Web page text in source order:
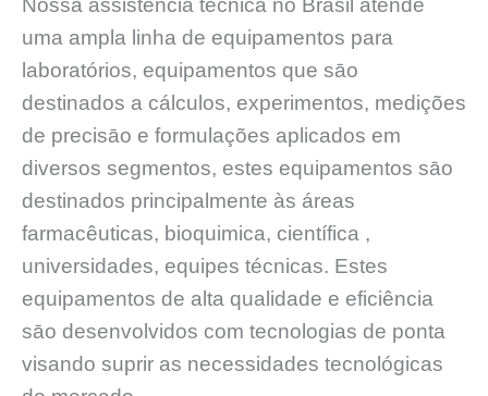
Nossa assistência técnica no Brasil atende
uma ampla linha de equipamentos para
laboratórios, equipamentos que sāo
destinados a cálculos, experimentos, medições
de precisāo e formulações aplicados em
diversos segmentos, estes equipamentos sāo
destinados principalmente às áreas
farmacêuticas, bioquimica, científica ,
universidades, equipes técnicas. Estes
equipamentos de alta qualidade e eficiência
sāo desenvolvidos com tecnologias de ponta
visando suprir as necessidades tecnológicas